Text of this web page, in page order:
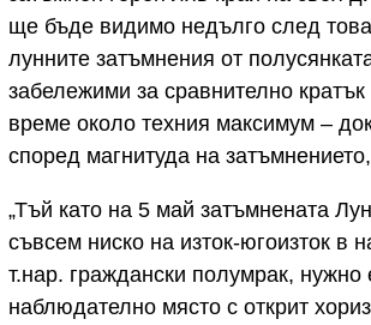
ще бъде видимо недълго след
лунните затъмнения от
забележими за сравнително
време около техния максимум –
според магнитуда на
„Тъй като на 5 май затъмнената
съвсем ниско на изток-югоизток в
т.нар. граждански полумрак,
наблюдателно място с открит